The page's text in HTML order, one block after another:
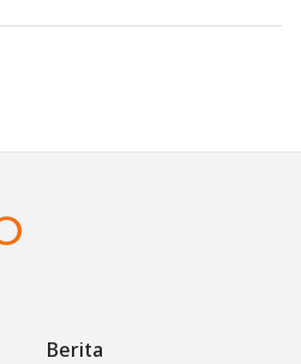
Berita